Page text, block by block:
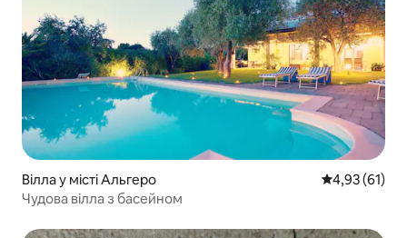
Вілла у місті Альгеро Середня
4,93 (61)
Чудова вілла з басейном